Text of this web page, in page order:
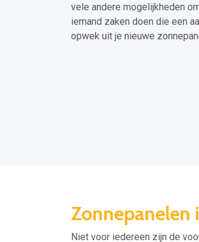
vele andere mogelijkheden
iemand zaken doen die een
opwek uit je nieuwe
Zonnepanelen
Niet voor iedereen zijn de